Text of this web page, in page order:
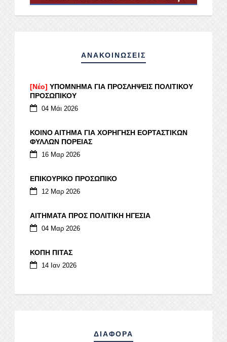
ΑΝΑΚΟΙΝΩΣΕΙΣ
[Νέο] ΥΠΟΜΝΗΜΑ ΓΙΑ ΠΡΟΣΛΗΨΕΙΣ ΠΟΛΙΤΙΚΟΥ
ΠΡΟΣΩΠΙΚΟΥ
04 Μάι 2026
ΚΟΙΝΟ ΑΙΤΗΜΑ ΓΙΑ ΧΟΡΗΓΗΣΗ ΕΟΡΤΑΣΤΙΚΩΝ
ΦΥΛΛΩΝ ΠΟΡΕΙΑΣ
16 Μαρ 2026
ΕΠΙΚΟΥΡΙΚΟ ΠΡΟΣΩΠΙΚΟ
12 Μαρ 2026
ΑΙΤΗΜΑΤΑ ΠΡΟΣ ΠΟΛΙΤΙΚΗ ΗΓΕΣΙΑ
04 Μαρ 2026
ΚΟΠΗ ΠΙΤΑΣ
14 Ιαν 2026
ΔΙΑΦΟΡΑ